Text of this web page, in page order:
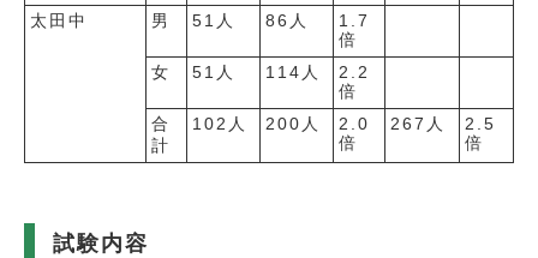
太田中
男 51人 86人
1.7
倍
女
51人 114人
2.2
倍
合
計
102人 200人
2.0
倍
267人
2.5
倍
試験内容